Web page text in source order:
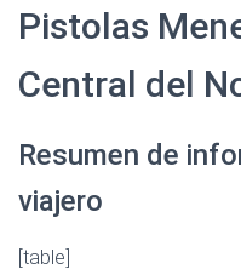
Pistolas
Central del
Resumen de
viajero
[table]